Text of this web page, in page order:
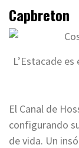
Capbreton
L’Estacade
El Canal de
configurando
de vida. Un